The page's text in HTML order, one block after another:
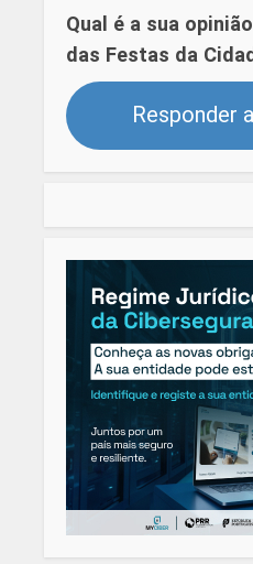
Qual é a sua
das Festas da
Responder